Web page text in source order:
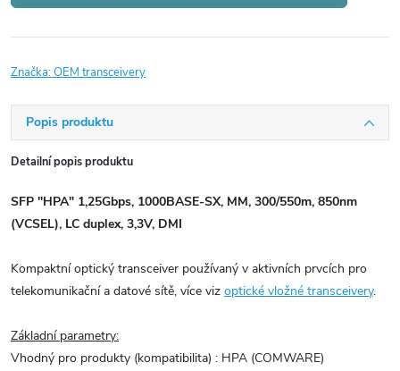
Značka:OEM transceivery
Popis produktu
Detailní popis produktu
SFP "HPA" 1,25Gbps, 1000BASE-SX, MM, 300/550m, 850nm
(VCSEL), LC duplex, 3,3V, DMI
Kompaktní optický transceiver používaný v aktivních prvcích pro
telekomunikační a datové sítě, více viz optické vložné transceivery.
Základní parametry:
Vhodný pro produkty (kompatibilita) : HPA (COMWARE)